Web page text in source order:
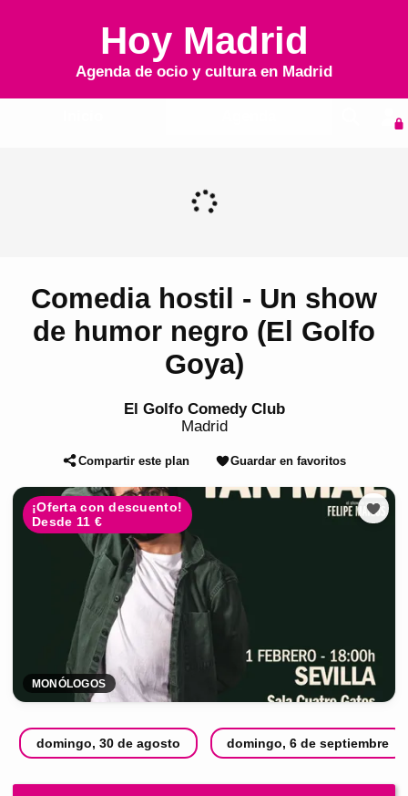
Hoy Madrid
Agenda de ocio y cultura en Madrid
Comedia hostil - Un show
de humor negro (El Golfo
Goya)
El Golfo Comedy Club
Madrid
Compartir este plan Guardar en favoritos
¡Oferta con descuento!
Desde 11 €
MONÓLOGOS
domingo, 30 de agosto domingo, 6 de septiembre